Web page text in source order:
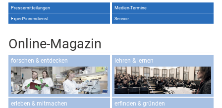
Pressemitteilungen Medien-Termine
Expert*innendienst Service
Online-Magazin
forschen & entdecken lehren & lernen
erleben & mitmachen erfinden & gründen